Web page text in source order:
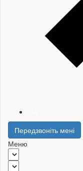
Передзвоніть мені
Меню